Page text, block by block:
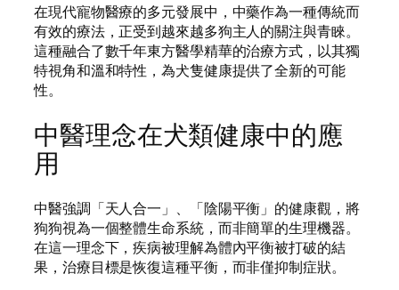
在現代寵物醫療的多元發展中，中藥作為一種傳統而
有效的療法，正受到越來越多狗主人的關注與青睞。
這種融合了數千年東方醫學精華的治療方式，以其獨
特視角和溫和特性，為犬隻健康提供了全新的可能
性。
中醫理念在犬類健康中的應
用
中醫強調「天人合一」、「陰陽平衡」的健康觀，將
狗狗視為一個整體生命系統，而非簡單的生理機器。
在這一理念下，疾病被理解為體內平衡被打破的結
果，治療目標是恢復這種平衡，而非僅抑制症狀。